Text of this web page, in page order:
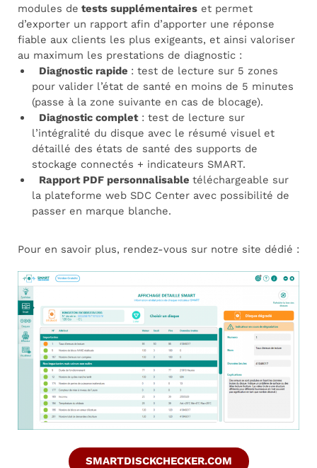
modules de tests supplémentaires et permet
d’exporter un rapport afin d’apporter une réponse
fiable aux clients les plus exigeants, et ainsi valoriser
au maximum les prestations de diagnostic :
Diagnostic rapide : test de lecture sur 5 zones
pour valider l’état de santé en moins de 5 minutes
(passe à la zone suivante en cas de blocage).
Diagnostic complet: test de lecture sur
l’intégralité du disque avec le résumé visuel et
détaillé des états de santé des supports de
stockage connectés + indicateurs SMART.
Rapport PDF personnalisable téléchargeable sur
la plateforme web SDC Center avec possibilité de
passer en marque blanche.
Pour en savoir plus, rendez-vous sur notre site dédié :
SMARTDISCKCHECKER.COM